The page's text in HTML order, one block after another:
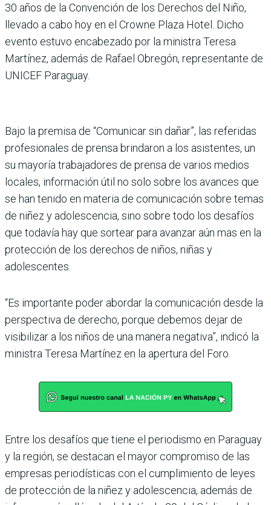
30 años de la Convención de los Derechos del Niño,
llevado a cabo hoy en el Crowne Plaza Hotel. Dicho
evento estuvo encabezado por la ministra Teresa
Martínez, además de Rafael Obregón, representante de
UNICEF Paraguay.
Bajo la premisa de “Comunicar sin dañar”, las referidas
profesionales de prensa brindaron a los asistentes, un
su mayoría trabajadores de prensa de varios medios
locales, información útil no solo sobre los avances que
se han tenido en materia de comunicación sobre temas
de niñez y adolescencia, sino sobre todo los desafíos
que todavía hay que sortear para avanzar aún mas en la
protección de los derechos de niños, niñas y
adolescentes.
“Es importante poder abordar la comunicación desde la
perspectiva de derecho, porque debemos dejar de
visibilizar a los niños de una manera negativa”, indicó la
ministra Teresa Martínez en la apertura del Foro.
Entre los desafíos que tiene el periodismo en Paraguay
y la región, se destacan el mayor compromiso de las
empresas periodísticas con el cumplimiento de leyes
de protección de la niñez y adolescencia, además de